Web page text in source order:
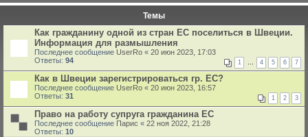
Темы
Как гражданину одной из стран ЕС поселиться в Швеции.
Информация для размышления
Последнее сообщение UserRo « 20 июн 2023, 17:03
Ответы: 94 1 … 4 5 6 7
Как в Швеции зарегистрироваться гр. ЕС?
Последнее сообщение UserRo « 20 июн 2023, 16:57
Ответы: 31 1 2 3
Право на работу супруга гражданина ЕС
Последнее сообщение Парис « 22 ноя 2022, 21:28
Ответы: 10